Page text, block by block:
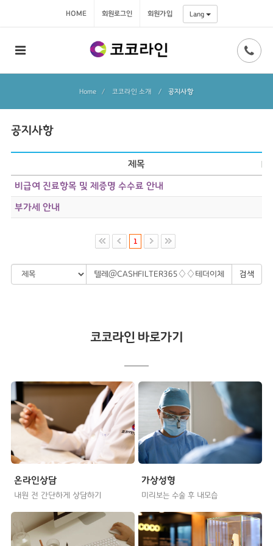
HOME 회원로그인 회원가입 Lang
Home 코코라인 소개 / 공지사항
공지사항
제목
비급여 진료항목 및 제증명 수수료 안내
부가세 안내
1
검색
코코라인 바로가기
온라인상담
내원 전 간단하게 상담하기
가상성형
미리보는 수술 후 내모습